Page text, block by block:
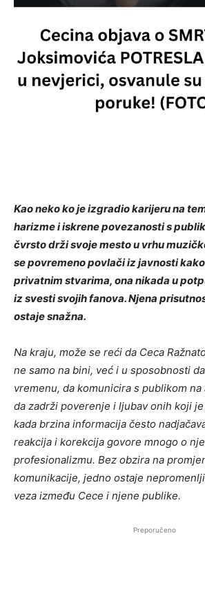
Kao neko ko je izgradio karijeru na
harizme i iskrene povezanosti s
čvrsto drži svoje mesto u vrhu
se povremeno povlači iz javnosti
privatnim stvarima, ona nikada u
iz svesti svojih fanova. Njena
ostaje snažna.
Na kraju, može se reći da Ceca
ne samo na bini, već i u sposobnosti
vremenu, da komunicira s publikom
da zadrži poverenje i ljubav onih koji
kada brzina informacija često
reakcija i korekcija govore mnogo o
profesionalizmu. Bez obzira na
komunikacije, jedno ostaje
veza između Cece i njene publike.
Preporučeno